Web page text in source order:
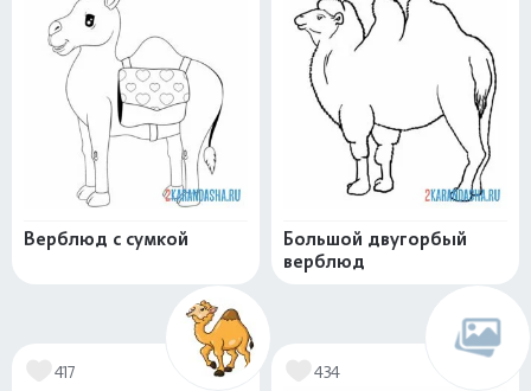
Верблюд с сумкой
Большой двугорбый
верблюд
417 434